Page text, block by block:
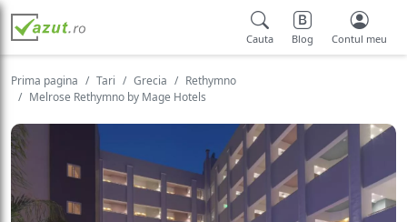
Cauta Blog Contul meu
Prima pagina Tari Grecia
Rethymno
Melrose Rethymno by Mage Hotels